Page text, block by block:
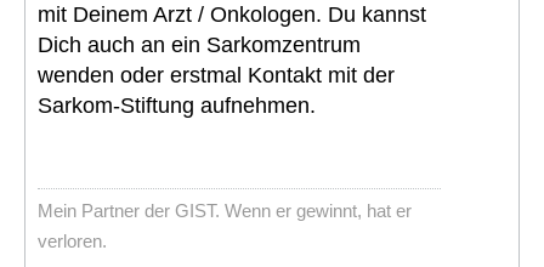
mit Deinem Arzt / Onkologen. Du kannst
Dich auch an ein Sarkomzentrum
wenden oder erstmal Kontakt mit der
Sarkom-Stiftung aufnehmen.
Mein Partner der GIST. Wenn er gewinnt, hat er
verloren.